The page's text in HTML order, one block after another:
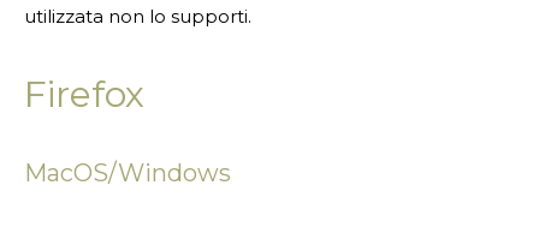
utilizzata non lo supporti.
Firefox
MacOS/Windows